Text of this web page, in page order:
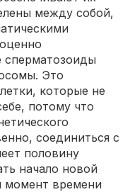
между собой,
Это
которые не
потому что
соединиться с
половину
начало новой
момент времени